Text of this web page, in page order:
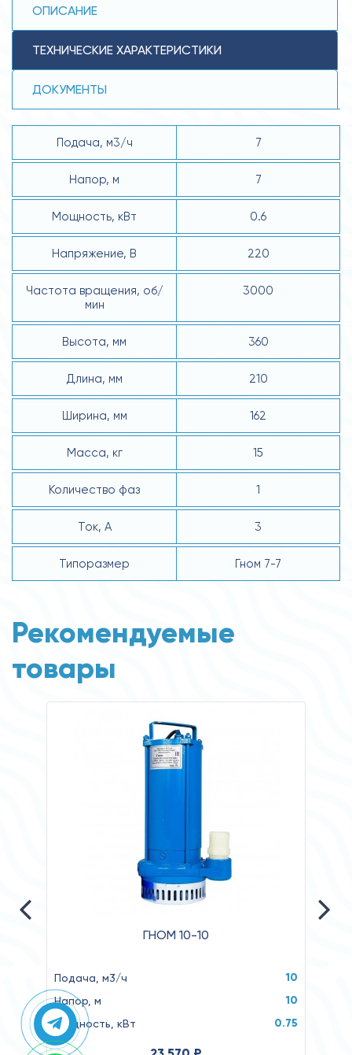
ОПИСАНИЕ
ТЕХНИЧЕСКИЕ ХАРАКТЕРИСТИКИ
ДОКУМЕНТЫ
Подача, м3/ч 7
Напор, м 7
Мощность, кВт 0.6
Напряжение, В 220
Частота вращения, об/
мин
3000
Высота, мм 360
Длина, мм 210
Ширина, мм 162
Масса, кг 15
Количество фаз 1
Ток, А 3
Типоразмер Гном 7-7
Рекомендуемые
товары
ГНОМ 10-10
Подача, м3/ч 10
Напор, м 10
Мощность, кВт 0.75